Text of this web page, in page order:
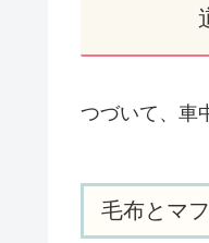
つづいて、車
毛布とマ